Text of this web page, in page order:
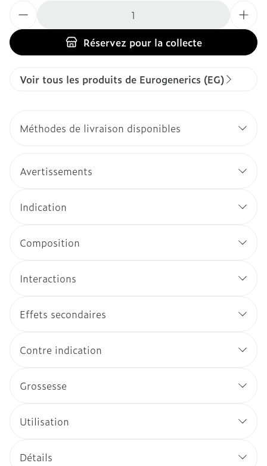
Réservezpour la collecte
Voir tous les produits de Eurogenerics (EG)
Méthodes de livraison disponibles
Avertissements
Indication
Composition
Interactions
Effets secondaires
Contre indication
Grossesse
Utilisation
Détails